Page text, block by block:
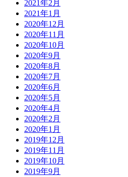
2021年2月
2021年1月
2020年12月
2020年11月
2020年10月
2020年9月
2020年8月
2020年7月
2020年6月
2020年5月
2020年4月
2020年2月
2020年1月
2019年12月
2019年11月
2019年10月
2019年9月